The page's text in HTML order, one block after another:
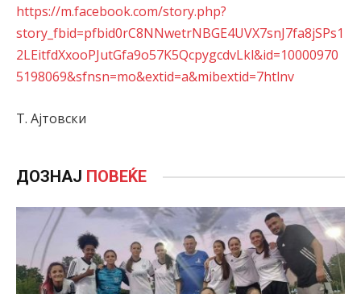
https://m.facebook.com/story.php?
story_fbid=pfbid0rC8NNwetrNBGE4UVX7snJ7fa8jSPs1
2LEitfdXxooPJutGfa9o57K5QcpygcdvLkl&id=10000970
5198069&sfnsn=mo&extid=a&mibextid=7htlnv
Т. Ајтовски
ДОЗНАЈ ПОВЕЌЕ